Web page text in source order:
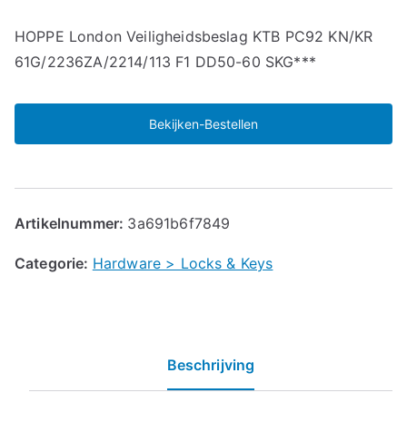
HOPPE London Veiligheidsbeslag KTB PC92 KN/KR
61G/2236ZA/2214/113 F1 DD50-60 SKG***
Bekijken-Bestellen
Artikelnummer: 3a691b6f7849
Categorie: Hardware > Locks & Keys
Beschrijving